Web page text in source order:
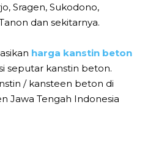
Sragen, Sukodono,
dan sekitarnya.
harga kanstin beton
seputar kanstin beton.
/ kansteen beton di
Jawa Tengah Indonesia